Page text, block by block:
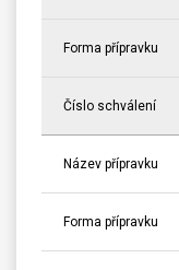
Forma přípravku
Číslo schválení
Název přípravku
Forma přípravku